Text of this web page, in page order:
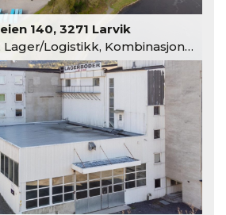
140, 3271 Larvik
Logistikk, Kombinasjonslokaler